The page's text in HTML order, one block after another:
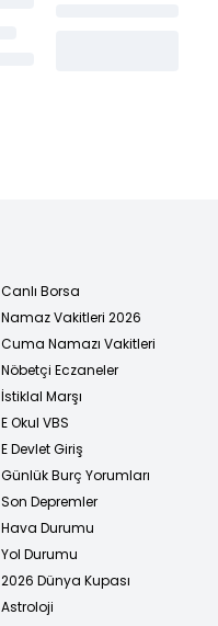
Canlı Borsa
Namaz Vakitleri 2026
Cuma Namazı Vakitleri
Nöbetçi Eczaneler
İstiklal Marşı
E Okul VBS
E Devlet Giriş
Günlük Burç Yorumları
Son Depremler
Hava Durumu
Yol Durumu
2026 Dünya Kupası
Astroloji